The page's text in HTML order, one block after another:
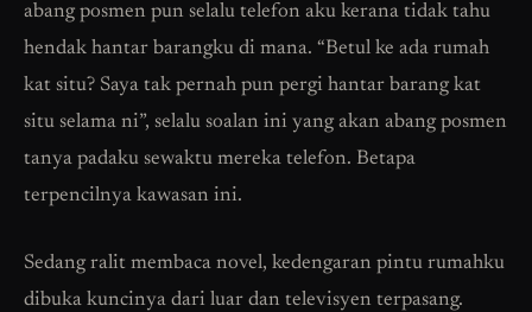
abang posmen pun selalu telefon aku kerana tidak tahu
hendak hantar barangku di mana. “Betul ke ada rumah
kat situ? Saya tak pernah pun pergi hantar barang kat
situ selama ni”, selalu soalan ini yang akan abang posmen
tanya padaku sewaktu mereka telefon. Betapa
terpencilnya kawasan ini.
Sedang ralit membaca novel, kedengaran pintu rumahku
dibuka kuncinya dari luar dan televisyen terpasang.